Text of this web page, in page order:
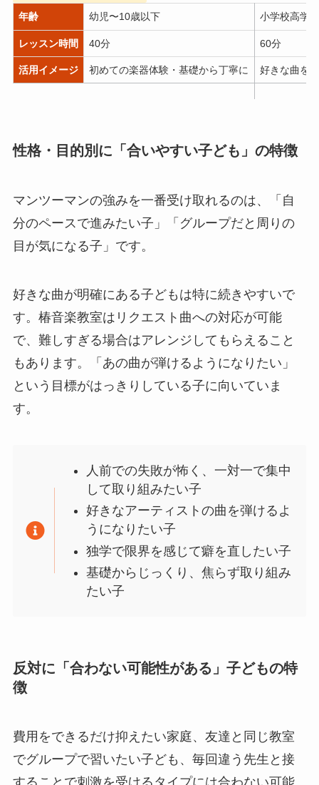
年齢
レッスン時間
活用イメージ
幼児〜10歳以下
40分
初めての楽器体験・基礎から丁寧に
小学校高学
60分
好きな曲を
性格・目的別に「合いやすい子ども」の特徴
マンツーマンの強みを一番受け取れるのは、「自
分のペースで進みたい子」「グループだと周りの
目が気になる子」です。
好きな曲が明確にある子どもは特に続きやすいで
す。椿音楽教室はリクエスト曲への対応が可能
で、難しすぎる場合はアレンジしてもらえること
もあります。「あの曲が弾けるようになりたい」
という目標がはっきりしている子に向いていま
す。
人前での失敗が怖く、一対一で集中
して取り組みたい子
好きなアーティストの曲を弾けるよ
うになりたい子
独学で限界を感じて癖を直したい子
基礎からじっくり、焦らず取り組み
たい子
反対に「合わない可能性がある」子どもの特
徴
費用をできるだけ抑えたい家庭、友達と同じ教室
でグループで習いたい子ども、毎回違う先生と接